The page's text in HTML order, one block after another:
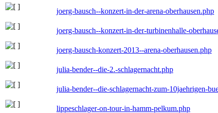
joerg-bausch--konzert-in-der-arena-oberhausen.php
joerg-bausch--konzert-in-der-turbinenhalle-
joerg-bausch-konzert-2013--arena-oberhausen.php
julia-bender--die-2.-schlagernacht.php
julia-bender--die-schlagernacht-zum-10jaehrigen-
lippeschlager-on-tour-in-hamm-pelkum.php